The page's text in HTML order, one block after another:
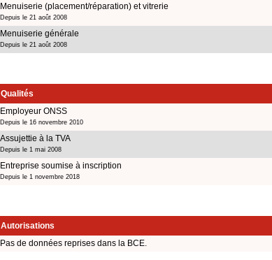
Menuiserie (placement/réparation) et vitrerie
Depuis le 21 août 2008
Menuiserie générale
Depuis le 21 août 2008
Qualités
Employeur ONSS
Depuis le 16 novembre 2010
Assujettie à la TVA
Depuis le 1 mai 2008
Entreprise soumise à inscription
Depuis le 1 novembre 2018
Autorisations
Pas de données reprises dans la BCE.